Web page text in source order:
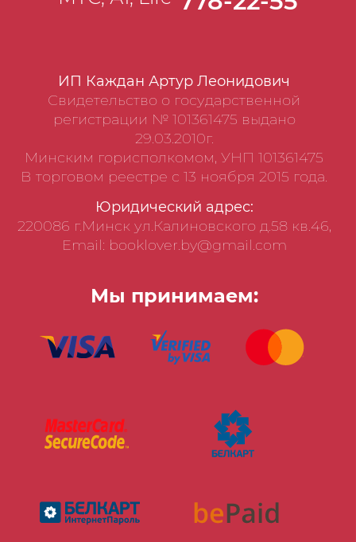
ИП Каждан Артур Леонидович
Свидетельство о государственной
регистрации № 101361475 выдано
29.03.2010г.
Минским горисполкомом, УНП 101361475
В торговом реестре с 13 ноября 2015 года.
Юридический адрес:
220086 г.Минск ул.Калиновского д.58 кв.46,
Email: booklover.by@gmail.com
Мы принимаем: